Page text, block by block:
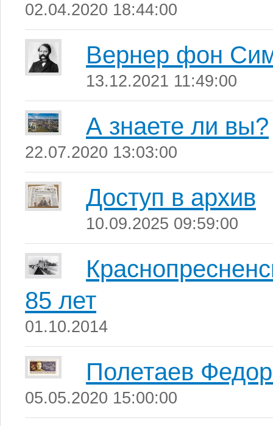
02.04.2020 18:44:00
Вернер фон
13.12.2021 11:49:00
А знаете ли вы?
22.07.2020 13:03:00
Доступ в архив
10.09.2025 09:59:00
85 лет
01.10.2014
Полетаев
05.05.2020 15:00:00